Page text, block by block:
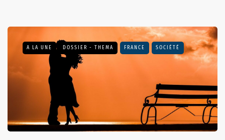
A LA UNE DOSSIER - THEMA FRANCE SOCIÉTÉ